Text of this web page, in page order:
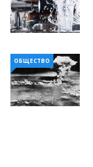
ОБЩЕСТВО